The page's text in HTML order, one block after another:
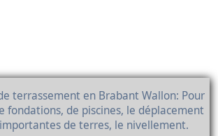
terrassement en Brabant Wallon: Pour
fondations, de piscines, le déplacement
de terres, le nivellement.